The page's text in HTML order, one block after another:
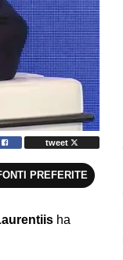
tweet
PREFERITE
ha